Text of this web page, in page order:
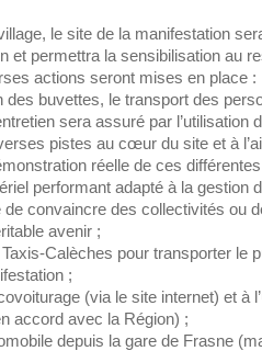
le site de la manifestation
et permettra la sensibilisation au
actions seront mises en place :
des buvettes, le transport des
sera assuré par
pistes au cœur du site et à
réelle de ces
performant adapté à la gestion
de convaincre des collectivités ou
avenir ;
Taxis-Calèches pour transporter le
;
(via le site internet) et à
accord avec la Région) ;
depuis la gare de Frasne